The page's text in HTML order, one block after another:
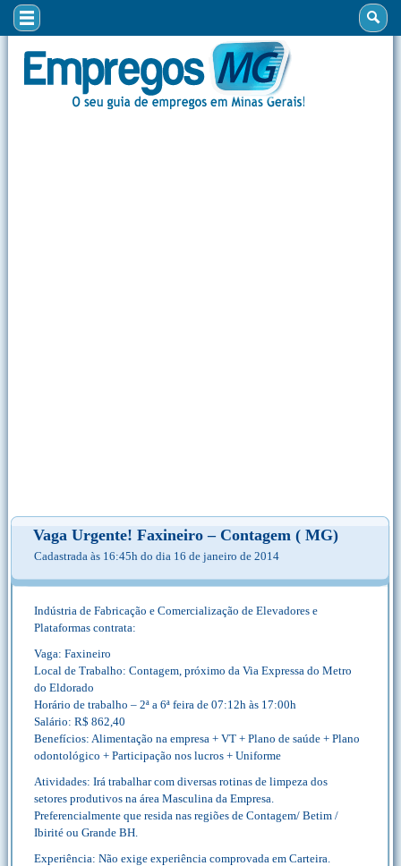
Vaga Urgente! Faxineiro – Contagem ( MG)
Cadastrada às 16:45h do dia 16 de janeiro de 2014
Indústria de Fabricação e Comercialização de Elevadores e
Plataformas contrata:
Vaga: Faxineiro
Local de Trabalho: Contagem, próximo da Via Expressa do Metro
do Eldorado
Horário de trabalho – 2ª a 6ª feira de 07:12h às 17:00h
Salário: R$ 862,40
Benefícios: Alimentação na empresa + VT + Plano de saúde + Plano
odontológico + Participação nos lucros + Uniforme
Atividades: Irá trabalhar com diversas rotinas de limpeza dos
setores produtivos na área Masculina da Empresa.
Preferencialmente que resida nas regiões de Contagem/ Betim /
Ibirité ou Grande BH.
Experiência: Não exige experiência comprovada em Carteira.